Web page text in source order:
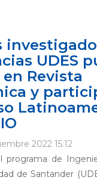
UDES
Revista
y
2022 15:12
programa de
de Santander